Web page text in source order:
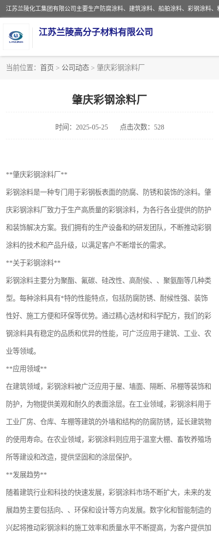
江苏兰陵高分子材料有限公司
当前位置： 首页 > 公司动态 > 肇庆彩钢涂料厂
肇庆彩钢涂料厂
时间：2025-05-25 点击次数：528
**肇庆彩钢涂料厂**
彩钢涂料是一种专门用于彩钢板表面的防腐、防锈和装饰的涂料。肇
庆彩钢涂料厂致力于生产高质量的彩钢涂料，为各行各业提供的防护
和装饰解决方案。我们拥有的生产设备和的研发团队，不断推动彩钢
涂料的技术和产品升级，以满足客户不断增长的需求。
**关于彩钢涂料**
彩钢涂料主要分为聚酯、氟碳、硅改性、高耐侯、、聚氨酯等几种类
型。每种涂料具有*特的性能特点，包括防腐防锈、耐候性强、装饰
性好、施工方便和环保等优势。通过精心选材和科学配方，我们的彩
钢涂料具有稳定的品质和优异的性能，可广泛应用于建筑、工业、农
业等领域。
**应用领域**
在建筑领域，彩钢涂料被广泛应用于屋、墙面、隔断、吊棚等装饰和
防护，为物提供美观和耐久的表面涂层。在工业领域，彩钢涂料用于
工业厂房、仓库、车棚等建筑的外墙和结构的防腐防锈，延长建筑物
的使用寿命。在农业领域，彩钢涂料则应用于温室大棚、畜牧养殖场
所等建设和改造，提供坚固和的涂层保护。
**发展趋势**
随着建筑行业和科技的快速发展，彩钢涂料市场不断扩大，未来的发
展趋势主要包括向、、环保和设计等方向发展。数字化和智能制造的
兴起将推动彩钢涂料的施工效率和质量水平不断提高，为客户提供加
聚脲涂料
建筑涂料